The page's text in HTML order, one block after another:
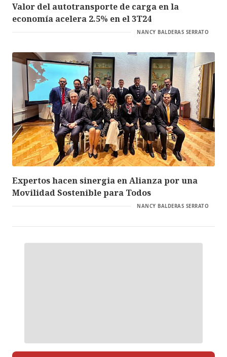
Valor del autotransporte de carga en la
economía acelera 2.5% en el 3T24
NANCY BALDERAS SERRATO
Expertos hacen sinergia en Alianza por una
Movilidad Sostenible para Todos
NANCY BALDERAS SERRATO